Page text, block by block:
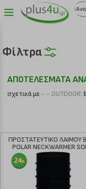
Φίλτρα
ΑΠΟΤΕΛΕΣΜΑΤΑ
σχετικά με - - OUTDOOR.
ΠΡΟΣΤΑΤΕΥΤΙΚΟ ΛΑΙΜΟΥ
POLAR NECKWARMER
ΜΑΥΡΟ